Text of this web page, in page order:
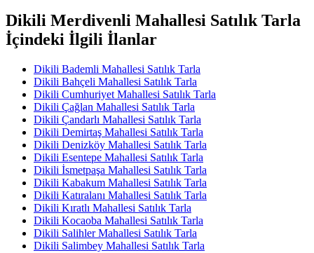
Dikili Merdivenli Mahallesi Satılık Tarla
İçindeki İlgili İlanlar
Dikili Bademli Mahallesi Satılık Tarla
Dikili Bahçeli Mahallesi Satılık Tarla
Dikili Cumhuriyet Mahallesi Satılık Tarla
Dikili Çağlan Mahallesi Satılık Tarla
Dikili Çandarlı Mahallesi Satılık Tarla
Dikili Demirtaş Mahallesi Satılık Tarla
Dikili Denizköy Mahallesi Satılık Tarla
Dikili Esentepe Mahallesi Satılık Tarla
Dikili İsmetpaşa Mahallesi Satılık Tarla
Dikili Kabakum Mahallesi Satılık Tarla
Dikili Katıralanı Mahallesi Satılık Tarla
Dikili Kıratlı Mahallesi Satılık Tarla
Dikili Kocaoba Mahallesi Satılık Tarla
Dikili Salihler Mahallesi Satılık Tarla
Dikili Salimbey Mahallesi Satılık Tarla